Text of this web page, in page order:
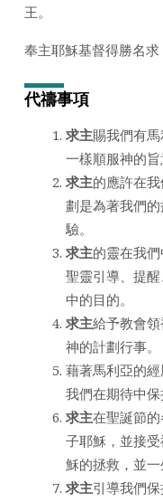
王。
奉主耶穌基督得勝名求
代禱事項
求主賜我們有
一樣順服神的旨
求主的應許在
劃是為著我們
驗。
求主的靈在我
聖靈引導、提
中的目的。
求主給予教會
神的計劃行事。
藉著馬利亞的經
我們在期待中保
求主在聖誕節
子耶穌，並接
穌的拯救，並一
求主引導我們